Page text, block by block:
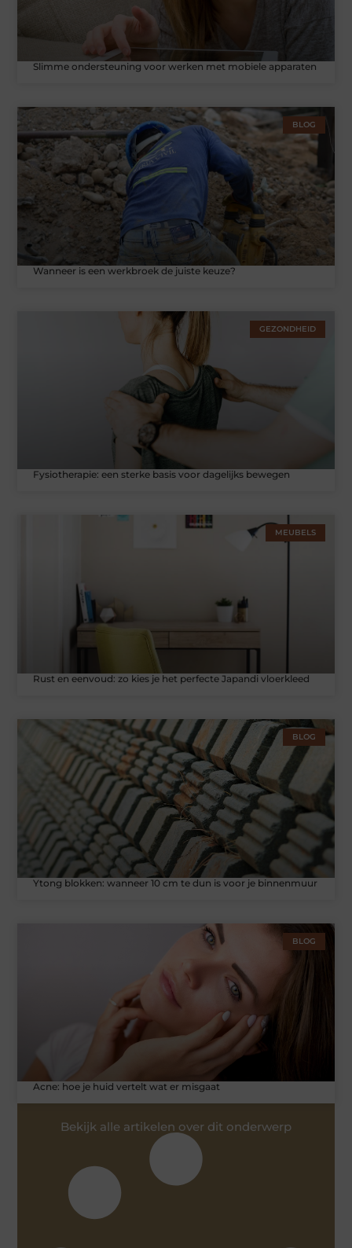
Slimme ondersteuning voor werken met mobiele apparaten
BLOG
Wanneer is een werkbroek de juiste keuze?
GEZONDHEID
Fysiotherapie: een sterke basis voor dagelijks bewegen
MEUBELS
Rust en eenvoud: zo kies je het perfecte Japandi vloerkleed
BLOG
Ytong blokken: wanneer 10 cm te dun is voor je binnenmuur
BLOG
Acne: hoe je huid vertelt wat er misgaat
Bekijk alle artikelen over dit onderwerp